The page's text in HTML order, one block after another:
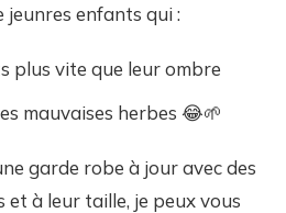
jeunres enfants qui :
plus vite que leur ombre
mauvaises herbes 😂🌱
garde robe à jour avec des
à leur taille, je peux vous